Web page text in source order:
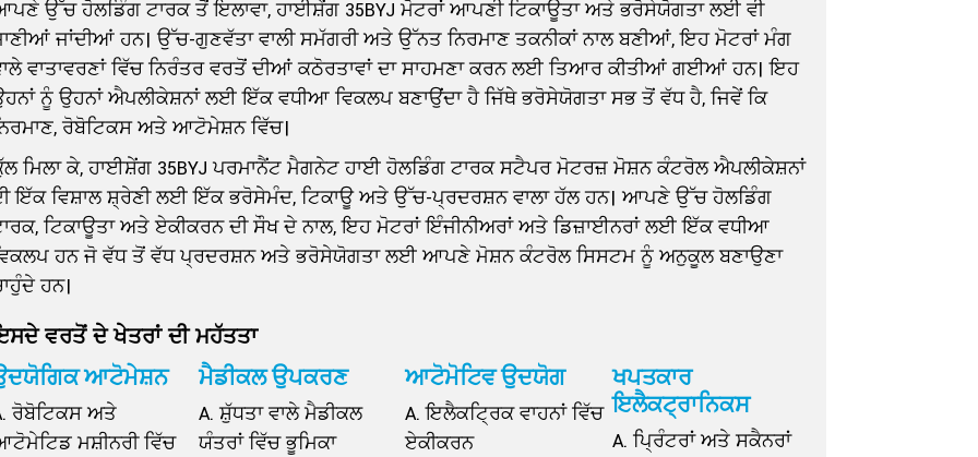
ਉੱਚ ਹੋਲਡਿੰਗ ਟਾਰਕ ਤੋਂ ਇਲਾਵਾ, ਹਾਈਸ਼ੇਂਗ 35BYJ ਮੋਟਰਾਂ ਆਪਣੀ ਟਿਕਾਊਤਾ ਅਤੇ ਭਰੋਸੇਯੋਗਤਾ ਲਈ ਵੀ
ਜਾਂਦੀਆਂ ਹਨ। ਉੱਚ-ਗੁਣਵੱਤਾ ਵਾਲੀ ਸਮੱਗਰੀ ਅਤੇ ਉੱਨਤ ਨਿਰਮਾਣ ਤਕਨੀਕਾਂ ਨਾਲ ਬਣੀਆਂ, ਇਹ ਮੋਟਰਾਂ ਮੰਗ
ਵਾਤਾਵਰਣਾਂ ਵਿੱਚ ਨਿਰੰਤਰ ਵਰਤੋਂ ਦੀਆਂ ਕਠੋਰਤਾਵਾਂ ਦਾ ਸਾਹਮਣਾ ਕਰਨ ਲਈ ਤਿਆਰ ਕੀਤੀਆਂ ਗਈਆਂ ਹਨ। ਇਹ
ਨੂੰ ਉਹਨਾਂ ਐਪਲੀਕੇਸ਼ਨਾਂ ਲਈ ਇੱਕ ਵਧੀਆ ਵਿਕਲਪ ਬਣਾਉਂਦਾ ਹੈ ਜਿੱਥੇ ਭਰੋਸੇਯੋਗਤਾ ਸਭ ਤੋਂ ਵੱਧ ਹੈ, ਜਿਵੇਂ ਕਿ
ਰੋਬੋਟਿਕਸ ਅਤੇ ਆਟੋਮੇਸ਼ਨ ਵਿੱਚ।
ਮਿਲਾ ਕੇ, ਹਾਈਸ਼ੇਂਗ 35BYJ ਪਰਮਾਨੈਂਟ ਮੈਗਨੇਟ ਹਾਈ ਹੋਲਡਿੰਗ ਟਾਰਕ ਸਟੈਪਰ ਮੋਟਰਜ਼ ਮੋਸ਼ਨ ਕੰਟਰੋਲ ਐਪਲੀਕੇਸ਼ਨਾਂ
ਇੱਕ ਵਿਸ਼ਾਲ ਸ਼੍ਰੇਣੀ ਲਈ ਇੱਕ ਭਰੋਸੇਮੰਦ, ਟਿਕਾਊ ਅਤੇ ਉੱਚ-ਪ੍ਰਦਰਸ਼ਨ ਵਾਲਾ ਹੱਲ ਹਨ। ਆਪਣੇ ਉੱਚ ਹੋਲਡਿੰਗ
ਟਿਕਾਊਤਾ ਅਤੇ ਏਕੀਕਰਨ ਦੀ ਸੌਖ ਦੇ ਨਾਲ, ਇਹ ਮੋਟਰਾਂ ਇੰਜੀਨੀਅਰਾਂ ਅਤੇ ਡਿਜ਼ਾਈਨਰਾਂ ਲਈ ਇੱਕ ਵਧੀਆ
ਹਨ ਜੋ ਵੱਧ ਤੋਂ ਵੱਧ ਪ੍ਰਦਰਸ਼ਨ ਅਤੇ ਭਰੋਸੇਯੋਗਤਾ ਲਈ ਆਪਣੇ ਮੋਸ਼ਨ ਕੰਟਰੋਲ ਸਿਸਟਮ ਨੂੰ ਅਨੁਕੂਲ ਬਣਾਉਣਾ
ਹਨ।
ਵਰਤੋਂ ਦੇ ਖੇਤਰਾਂ ਦੀ ਮਹੱਤਤਾ
ਆਟੋਮੇਸ਼ਨ
ਰੋਬੋਟਿਕਸ ਅਤੇ
ਮਸ਼ੀਨਰੀ ਵਿੱਚ
ਮੈਡੀਕਲ ਉਪਕਰਣ
A. ਸ਼ੁੱਧਤਾ ਵਾਲੇ ਮੈਡੀਕਲ
ਯੰਤਰਾਂ ਵਿੱਚ ਭੂਮਿਕਾ
ਆਟੋਮੋਟਿਵ ਉਦਯੋਗ
A. ਇਲੈਕਟ੍ਰਿਕ ਵਾਹਨਾਂ ਵਿੱਚ
ਏਕੀਕਰਨ
ਖਪਤਕਾਰ
ਇਲੈਕਟ੍ਰਾਨਿਕਸ
A. ਪ੍ਰਿੰਟਰਾਂ ਅਤੇ ਸਕੈਨਰਾਂ